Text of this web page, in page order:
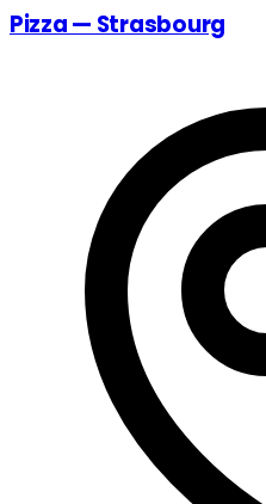
Pizza — Strasbourg